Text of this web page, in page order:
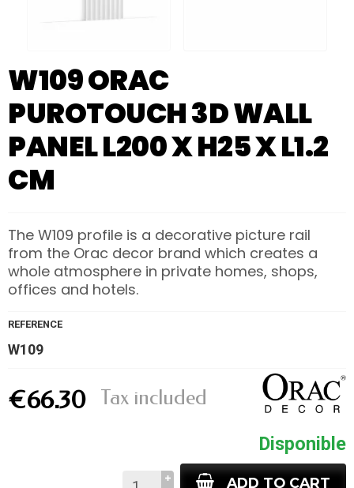
W109 ORAC
PUROTOUCH 3D WALL
PANEL L200 X H25 X L1.2
CM
The W109 profile is a decorative picture rail
from the Orac decor brand which creates a
whole atmosphere in private homes, shops,
offices and hotels.
REFERENCE
W109
€66.30 Tax included
Disponible
ADD TO CART